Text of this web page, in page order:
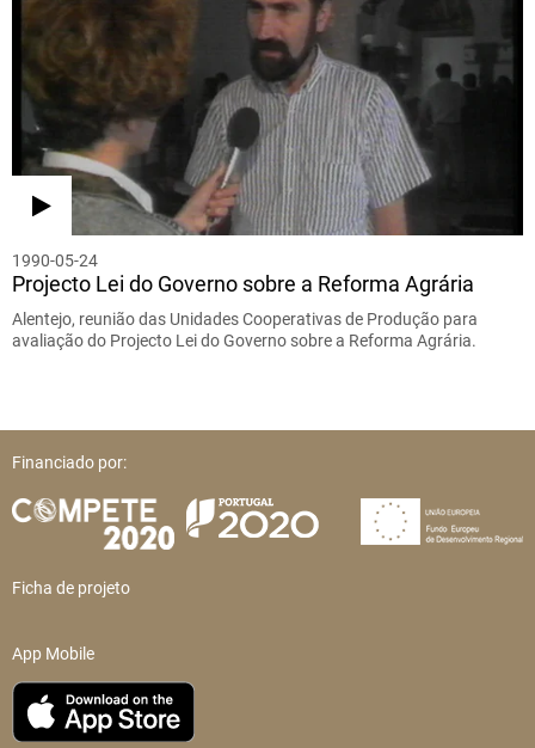
1990-05-24
Projecto Lei do Governo sobre a Reforma Agrária
Alentejo, reunião das Unidades Cooperativas de Produção para
avaliação do Projecto Lei do Governo sobre a Reforma Agrária.
Financiado por:
Ficha de projeto
App Mobile